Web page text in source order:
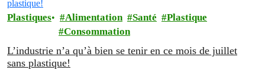
Plastiques Alimentation Santé
Plastique
Consommation
L’industrie n’a qu’à bien se tenir en ce mois de juillet
sans plastique!